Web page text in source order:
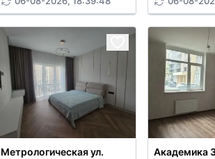
Метрологическая ул.